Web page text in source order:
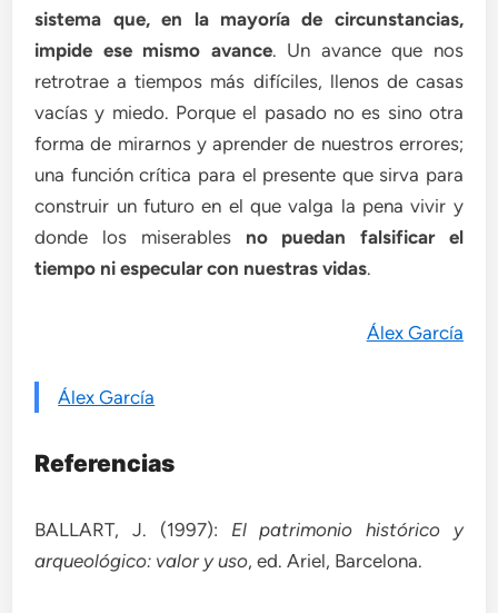
sistema que, en la mayoría de circunstancias,
impide ese mismo avance. Un avance que nos
retrotrae a tiempos más difíciles, llenos de casas
vacías y miedo. Porque el pasado no es sino otra
forma de mirarnos y aprender de nuestros errores;
una función crítica para el presente que sirva para
construir un futuro en el que valga la pena vivir y
donde los miserables no puedan falsificar el
tiempo ni especular con nuestras vidas.
Álex García
Álex García
Referencias
BALLART, J. (1997): El patrimonio histórico y
arqueológico: valor y uso, ed. Ariel, Barcelona.